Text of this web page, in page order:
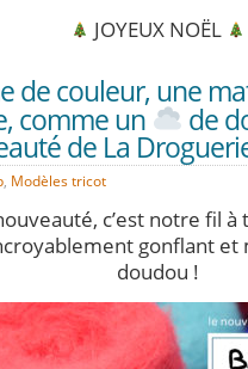
JOYEUX NOËL
de couleur, une
comme un de
de La
Modèles tricot
c’est notre fil
gonflant et
doudou !